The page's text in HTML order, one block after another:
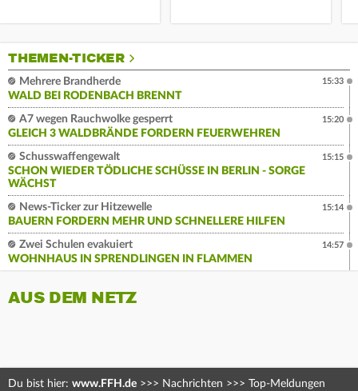
THEMEN-TICKER
Mehrere Brandherde
WALD BEI RODENBACH BRENNT
15:33
A7 wegen Rauchwolke gesperrt
GLEICH 3 WALDBRÄNDE FORDERN FEUERWEHREN
15:20
Schusswaffengewalt
SCHON WIEDER TÖDLICHE SCHÜSSE IN BERLIN - SORGE
WÄCHST
15:15
News-Ticker zur Hitzewelle
BAUERN FORDERN MEHR UND SCHNELLERE HILFEN
15:14
Zwei Schulen evakuiert
WOHNHAUS IN SPRENDLINGEN IN FLAMMEN
14:57
AUS DEM NETZ
Du bist hier: www.FFH.de >>> Nachrichten >>> Top-Meldungen